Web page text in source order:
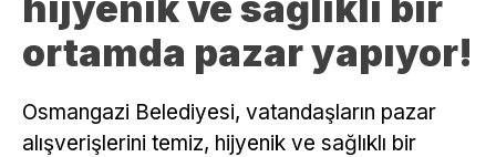
ortamda pazar yapıyor!
Osmangazi Belediyesi, vatandaşların pazar
alışverişlerini temiz, hijyenik ve sağlıklı bir